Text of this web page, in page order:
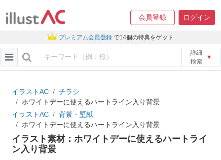
会員登録 ログイン
プレミアム会員登録 で14個の特典をゲット
詳細
検索
▼
イラストAC
チラシ
ホワイトデーに使えるハートライン入り背景
イラストAC
背景・壁紙
ホワイトデーに使えるハートライン入り背景
イラスト素材：ホワイトデーに使えるハートライ
ン入り背景